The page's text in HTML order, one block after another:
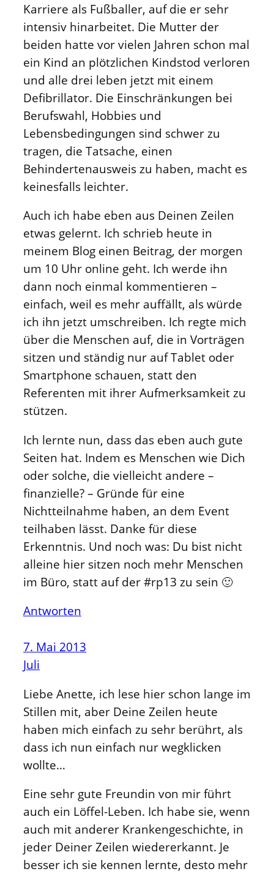
Karriere als Fußballer, auf die er sehr
intensiv hinarbeitet. Die Mutter der
beiden hatte vor vielen Jahren schon mal
ein Kind an plötzlichen Kindstod verloren
und alle drei leben jetzt mit einem
Defibrillator. Die Einschränkungen bei
Berufswahl, Hobbies und
Lebensbedingungen sind schwer zu
tragen, die Tatsache, einen
Behindertenausweis zu haben, macht es
keinesfalls leichter.
Auch ich habe eben aus Deinen Zeilen
etwas gelernt. Ich schrieb heute in
meinem Blog einen Beitrag, der morgen
um 10 Uhr online geht. Ich werde ihn
dann noch einmal kommentieren –
einfach, weil es mehr auffällt, als würde
ich ihn jetzt umschreiben. Ich regte mich
über die Menschen auf, die in Vorträgen
sitzen und ständig nur auf Tablet oder
Smartphone schauen, statt den
Referenten mit ihrer Aufmerksamkeit zu
stützen.
Ich lernte nun, dass das eben auch gute
Seiten hat. Indem es Menschen wie Dich
oder solche, die vielleicht andere –
finanzielle? – Gründe für eine
Nichtteilnahme haben, an dem Event
teilhaben lässt. Danke für diese
Erkenntnis. Und noch was: Du bist nicht
alleine hier sitzen noch mehr Menschen
im Büro, statt auf der #rp13 zu sein 🙂
Antworten
7. Mai 2013
Juli
Liebe Anette, ich lese hier schon lange im
Stillen mit, aber Deine Zeilen heute
haben mich einfach zu sehr berührt, als
dass ich nun einfach nur wegklicken
wollte…
Eine sehr gute Freundin von mir führt
auch ein Löffel-Leben. Ich habe sie, wenn
auch mit anderer Krankengeschichte, in
jeder Deiner Zeilen wiedererkannt. Je
besser ich sie kennen lernte, desto mehr